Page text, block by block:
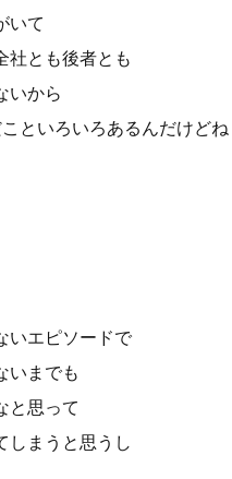
いて
社とも後者とも
いから
といろいろあるんだけどね
いエピソードで
いまでも
と思って
しまうと思うし